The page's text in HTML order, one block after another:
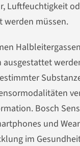
Luftfeuchtigkeit
werden müssen.
ausgestattet
Bosch
und
im